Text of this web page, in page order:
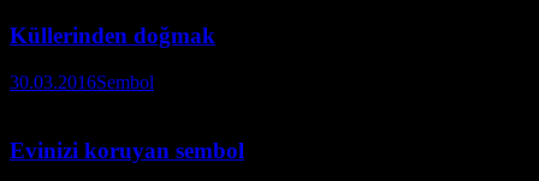
Küllerinden doğmak
30.03.2016Sembol
Evinizi koruyan sembol